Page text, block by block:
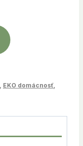
EKO domácnosť